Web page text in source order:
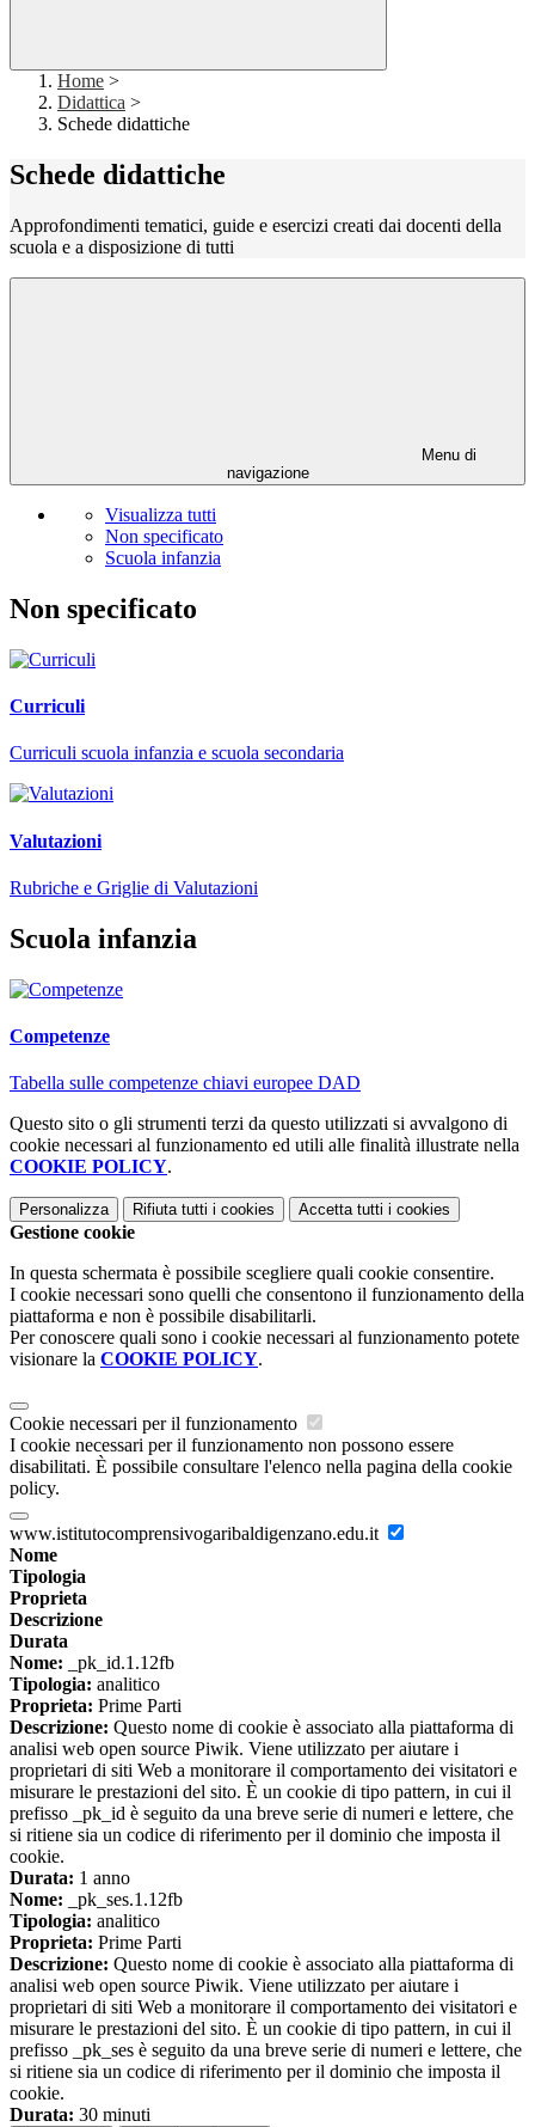
Home >
Didattica >
Schede didattiche
Schede didattiche
Approfondimenti tematici, guide e esercizi creati dai docenti della
scuola e a disposizione di tutti
Menu di
navigazione
Visualizza tutti
Non specificato
Scuola infanzia
Non specificato
Curriculi
Curriculi scuola infanzia e scuola secondaria
Valutazioni
Rubriche e Griglie di Valutazioni
Scuola infanzia
Competenze
Tabella sulle competenze chiavi europee DAD
Questo sito o gli strumenti terzi da questo utilizzati si avvalgono di
cookie necessari al funzionamento ed utili alle finalità illustrate nella
COOKIE POLICY.
Personalizza Rifiuta tutti i cookies Accetta tutti i cookies
Gestione cookie
In questa schermata è possibile scegliere quali cookie consentire.
I cookie necessari sono quelli che consentono il funzionamento della
piattaforma e non è possibile disabilitarli.
Per conoscere quali sono i cookie necessari al funzionamento potete
visionare la COOKIE POLICY.
Cookie necessari per il funzionamento
I cookie necessari per il funzionamento non possono essere
disabilitati. È possibile consultare l'elenco nella pagina della cookie
policy.
www.istitutocomprensivogaribaldigenzano.edu.it
Nome
Tipologia
Proprieta
Descrizione
Durata
Nome: _pk_id.1.12fb
Tipologia: analitico
Proprieta: Prime Parti
Descrizione: Questo nome di cookie è associato alla piattaforma di
analisi web open source Piwik. Viene utilizzato per aiutare i
proprietari di siti Web a monitorare il comportamento dei visitatori e
misurare le prestazioni del sito. È un cookie di tipo pattern, in cui il
prefisso _pk_id è seguito da una breve serie di numeri e lettere, che
si ritiene sia un codice di riferimento per il dominio che imposta il
cookie.
Durata: 1 anno
Nome: _pk_ses.1.12fb
Tipologia: analitico
Proprieta: Prime Parti
Descrizione: Questo nome di cookie è associato alla piattaforma di
analisi web open source Piwik. Viene utilizzato per aiutare i
proprietari di siti Web a monitorare il comportamento dei visitatori e
misurare le prestazioni del sito. È un cookie di tipo pattern, in cui il
prefisso _pk_ses è seguito da una breve serie di numeri e lettere, che
si ritiene sia un codice di riferimento per il dominio che imposta il
cookie.
Durata: 30 minuti